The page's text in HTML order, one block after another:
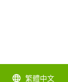
language 繁體中文